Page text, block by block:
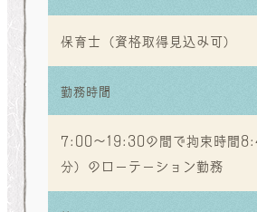
保育士（資格取得見込み可）
勤務時間
7:00～19:30の間で拘束時間
分）のローテーション勤務